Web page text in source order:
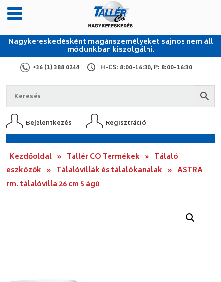
Nagykereskedésként magánszemélyeket sajnos nem áll
módunkban kiszolgálni.
+36 (1) 388 0244 H-CS: 8:00-16:30, P: 8:00-16:30
Bejelentkezés Regisztráció
Kezdőoldal » Tallér CO Termékek » Tálaló
eszközök » Tálalóvillák és tálalókanalak » ASTRA
rm. tálalóvilla 26 cm 5 ágú